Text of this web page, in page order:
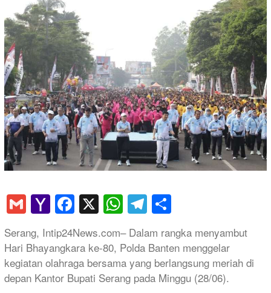
GmailYahoo
Mail
Facebook
X WhatsApp
Telegram
Serang, Intip24News.com– Dalam rangka menyambut
Hari Bhayangkara ke-80, Polda Banten menggelar
kegiatan olahraga bersama yang berlangsung meriah di
depan Kantor Bupati Serang pada Minggu (28/06).